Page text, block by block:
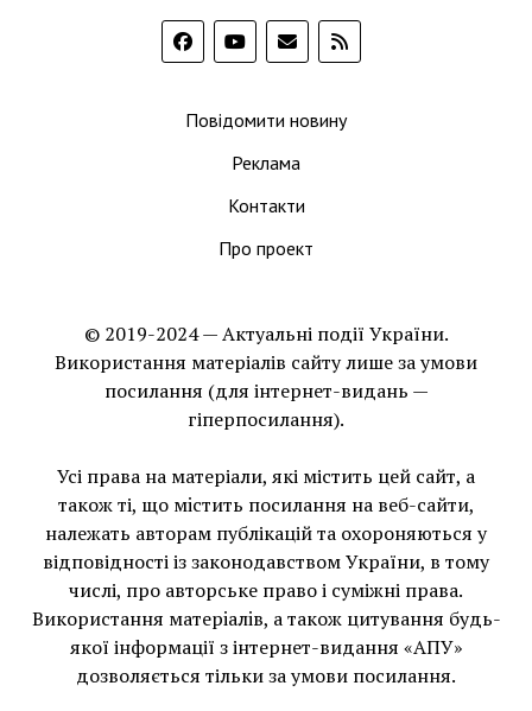
Повідомити новину
Реклама
Контакти
Про проект
© 2019-2024 — Актуальні події України.
Використання матеріалів сайту лише за умови
посилання (для інтернет-видань —
гіперпосилання).
Усі права на матеріали, які містить цей сайт, а
також ті, що мiстить посилання на веб-сайти,
належать авторам публікацій та охороняються у
відповідності із законодавством України, в тому
числі, про авторське право і суміжні права.
Використання матерiалiв, а також цитування будь-
якої інформації з інтернет-видання «АПУ»
дозволяється тільки за умови посилання.